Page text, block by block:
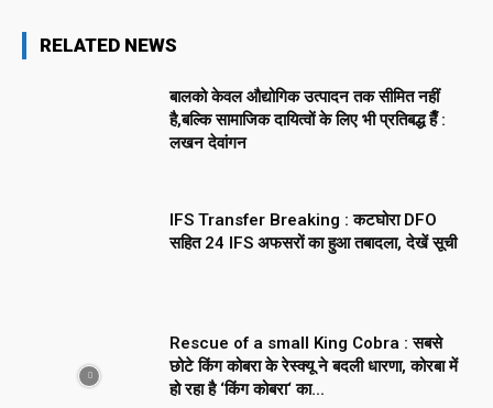
RELATED NEWS
बालको केवल औद्योगिक उत्पादन तक सीमित नहीं
है,बल्कि सामाजिक दायित्वों के लिए भी प्रतिबद्ध हैँ :
लखन देवांगन
IFS Transfer Breaking : कटघोरा DFO
सहित 24 IFS अफसरों का हुआ तबादला, देखें सूची
Rescue of a small King Cobra : सबसे
छोटे किंग कोबरा के रेस्क्यू ने बदली धारणा, कोरबा में
हो रहा है ‘किंग कोबरा‘ का...